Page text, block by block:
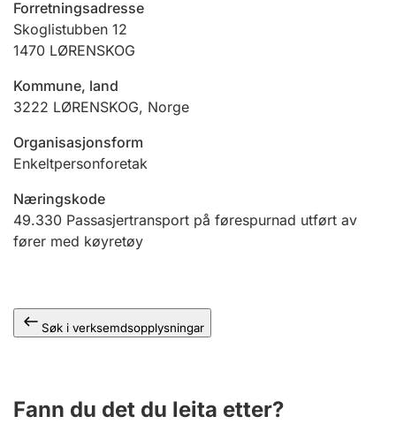
Jeger
Ektepaktrettleiaren
Andre tema
Forretningsadresse
Skoglistubben 12
1470 LØRENSKOG
Kommune, land
3222 LØRENSKOG, Norge
Organisasjonsform
Enkeltpersonforetak
Næringskode
49.330 Passasjertransport på førespurnad utført av
fører med køyretøy
Søk i verksemdsopplysningar
Fann du det du leita etter?